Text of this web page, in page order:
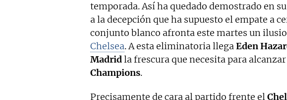
temporada. Así ha quedado demostrado en
a la decepción que ha supuesto el empate a
conjunto blanco afronta este martes un
Chelsea. A esta eliminatoria llegaEden
Madridla frescura que necesita para
Champions.
Precisamente de cara al partido frente el